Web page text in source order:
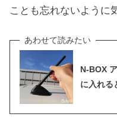
ことも忘れないように
N-BOX
に入れる